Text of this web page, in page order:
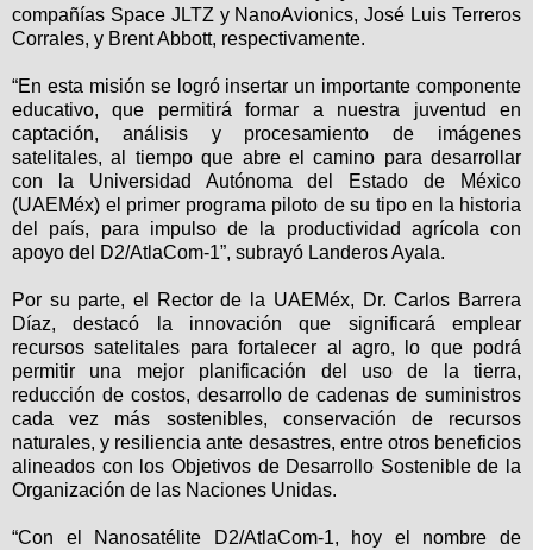
compañías Space JLTZ y NanoAvionics, José Luis Terreros
Corrales, y Brent Abbott, respectivamente.
“En esta misión se logró insertar un importante componente
educativo, que permitirá formar a nuestra juventud en
captación, análisis y procesamiento de imágenes
satelitales, al tiempo que abre el camino para desarrollar
con la Universidad Autónoma del Estado de México
(UAEMéx) el primer programa piloto de su tipo en la historia
del país, para impulso de la productividad agrícola con
apoyo del D2/AtlaCom-1”, subrayó Landeros Ayala.
Por su parte, el Rector de la UAEMéx, Dr. Carlos Barrera
Díaz, destacó la innovación que significará emplear
recursos satelitales para fortalecer al agro, lo que podrá
permitir una mejor planificación del uso de la tierra,
reducción de costos, desarrollo de cadenas de suministros
cada vez más sostenibles, conservación de recursos
naturales, y resiliencia ante desastres, entre otros beneficios
alineados con los Objetivos de Desarrollo Sostenible de la
Organización de las Naciones Unidas.
“Con el Nanosatélite D2/AtlaCom-1, hoy el nombre de